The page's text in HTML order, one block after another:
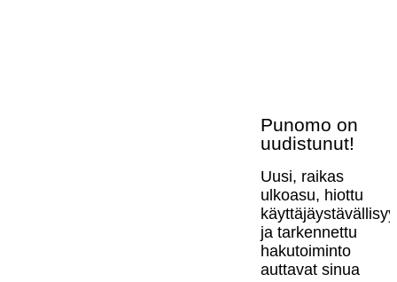
Punomo on
uudistunut!
Uusi, raikas
ulkoasu, hiottu
ja tarkennettu
hakutoiminto
auttavat sinua